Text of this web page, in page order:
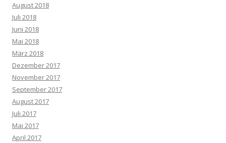
August 2018
Juli 2018
Juni 2018
Mai 2018
März 2018
Dezember 2017
November 2017
September 2017
August 2017
Juli 2017
Mai 2017
April 2017